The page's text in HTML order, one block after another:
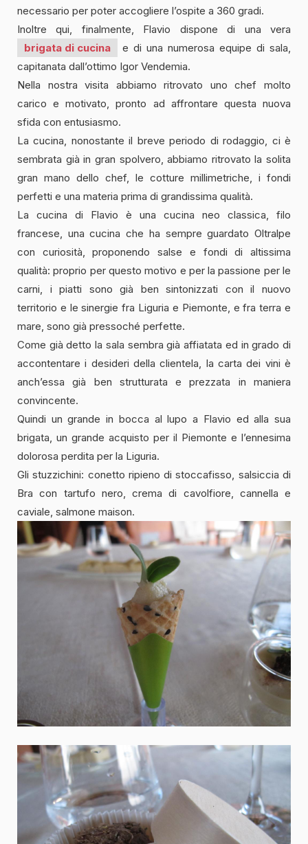
necessario per poter accogliere l’ospite a 360 gradi.
Inoltre qui, finalmente, Flavio dispone di una vera
brigata di cucina
e di una numerosa equipe di sala,
capitanata dall’ottimo Igor Vendemia.
Nella nostra visita abbiamo ritrovato uno chef molto
carico e motivato, pronto ad affrontare questa nuova
sfida con entusiasmo.
La cucina, nonostante il breve periodo di rodaggio, ci è
sembrata già in gran spolvero, abbiamo ritrovato la solita
gran mano dello chef, le cotture millimetriche, i fondi
perfetti e una materia prima di grandissima qualità.
La cucina di Flavio è una cucina neo classica, filo
francese, una cucina che ha sempre guardato Oltralpe
con curiosità, proponendo salse e fondi di altissima
qualità: proprio per questo motivo e per la passione per le
carni, i piatti sono già ben sintonizzati con il nuovo
territorio e le sinergie fra Liguria e Piemonte, e fra terra e
mare, sono già pressoché perfette.
Come già detto la sala sembra già affiatata ed in grado di
accontentare i desideri della clientela, la carta dei vini è
anch’essa già ben strutturata e prezzata in maniera
convincente.
Quindi un grande in bocca al lupo a Flavio ed alla sua
brigata, un grande acquisto per il Piemonte e l’ennesima
dolorosa perdita per la Liguria.
Gli stuzzichini: conetto ripieno di stoccafisso, salsiccia di
Bra con tartufo nero, crema di cavolfiore, cannella e
caviale, salmone maison.